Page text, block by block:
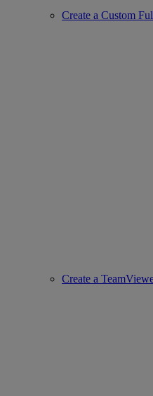
Create a Custom
Create a